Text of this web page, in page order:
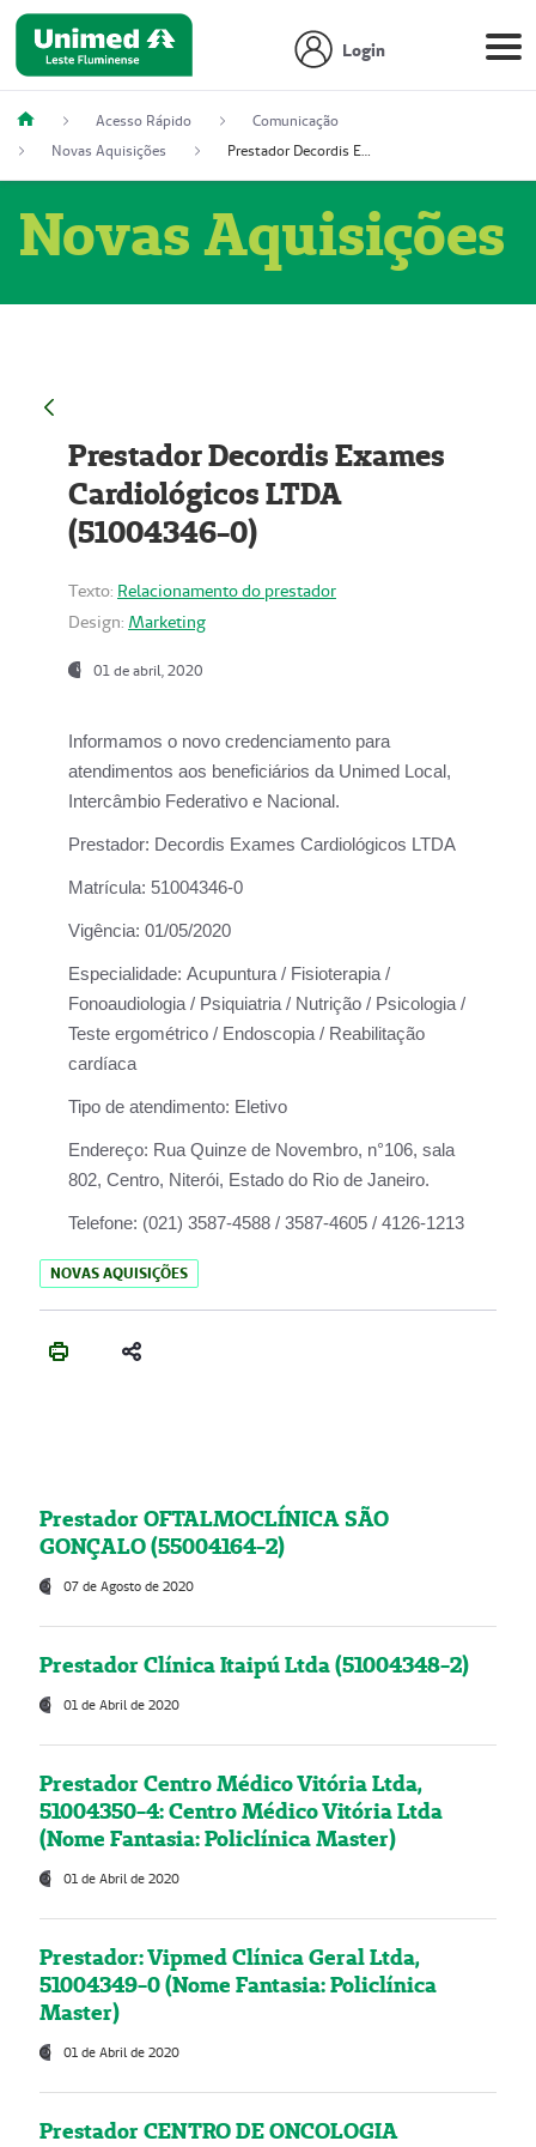
Login
Acesso Rápido
Comunicação
Novas Aquisições
Prestador Decordis Exames Cardiológicos LTDA (51004346-0)
Novas Aquisições
Prestador Decordis Exames
Cardiológicos LTDA
(51004346-0)
Texto: Relacionamento do prestador
Design: Marketing
01 de abril, 2020
Informamos o novo credenciamento para
atendimentos aos beneficiários da Unimed Local,
Intercâmbio Federativo e Nacional.
Prestador: Decordis Exames Cardiológicos LTDA
Matrícula: 51004346-0
Vigência: 01/05/2020
Especialidade: Acupuntura / Fisioterapia /
Fonoaudiologia / Psiquiatria / Nutrição / Psicologia /
Teste ergométrico / Endoscopia / Reabilitação
cardíaca
Tipo de atendimento: Eletivo
Endereço: Rua Quinze de Novembro, n°106, sala
802, Centro, Niterói, Estado do Rio de Janeiro.
Telefone: (021) 3587-4588 / 3587-4605 / 4126-1213
NOVAS AQUISIÇÕES
Prestador OFTALMOCLÍNICA SÃO
GONÇALO (55004164-2)
07 de Agosto de 2020
Prestador Clínica Itaipú Ltda (51004348-2)
01 de Abril de 2020
Prestador Centro Médico Vitória Ltda,
51004350-4: Centro Médico Vitória Ltda
(Nome Fantasia: Policlínica Master)
01 de Abril de 2020
Prestador: Vipmed Clínica Geral Ltda,
51004349-0 (Nome Fantasia: Policlínica
Master)
01 de Abril de 2020
Prestador CENTRO DE ONCOLOGIA